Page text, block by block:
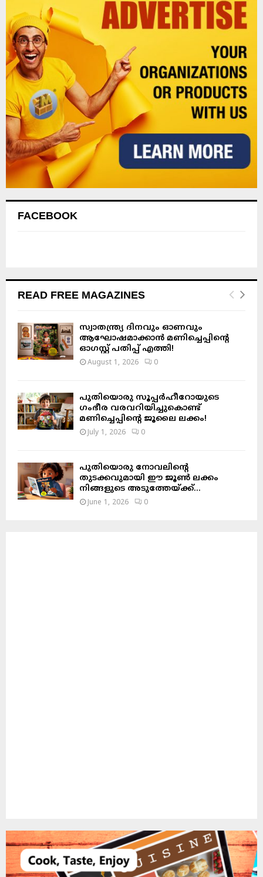
FACEBOOK
READ FREE MAGAZINES
സ്വാതന്ത്ര്യ ദിനവും ഓണവും
ആഘോഷമാക്കാൻ മണിച്ചെപ്പിന്റെ
ഓഗസ്റ്റ് പതിപ്പ് എത്തി!
August 1, 2026 0
പുതിയൊരു സൂപ്പർഹീറോയുടെ
ഗംഭീര വരവറിയിച്ചുകൊണ്ട്
മണിച്ചെപ്പിന്റെ ജൂലൈ ലക്കം!
July 1, 2026 0
പുതിയൊരു നോവലിന്റെ
തുടക്കവുമായി ഈ ജൂൺ ലക്കം
നിങ്ങളുടെ അടുത്തേയ്ക്ക്…
June 1, 2026 0